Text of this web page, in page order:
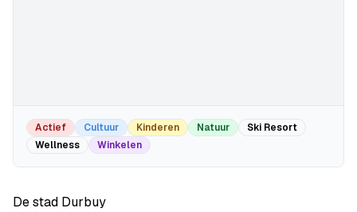
Actief Cultuur Kinderen Natuur
Ski Resort
Wellness
Winkelen
De stad Durbuy